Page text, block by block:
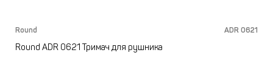
Round ADR 0621
Round ADR 0621 Тримач для рушника